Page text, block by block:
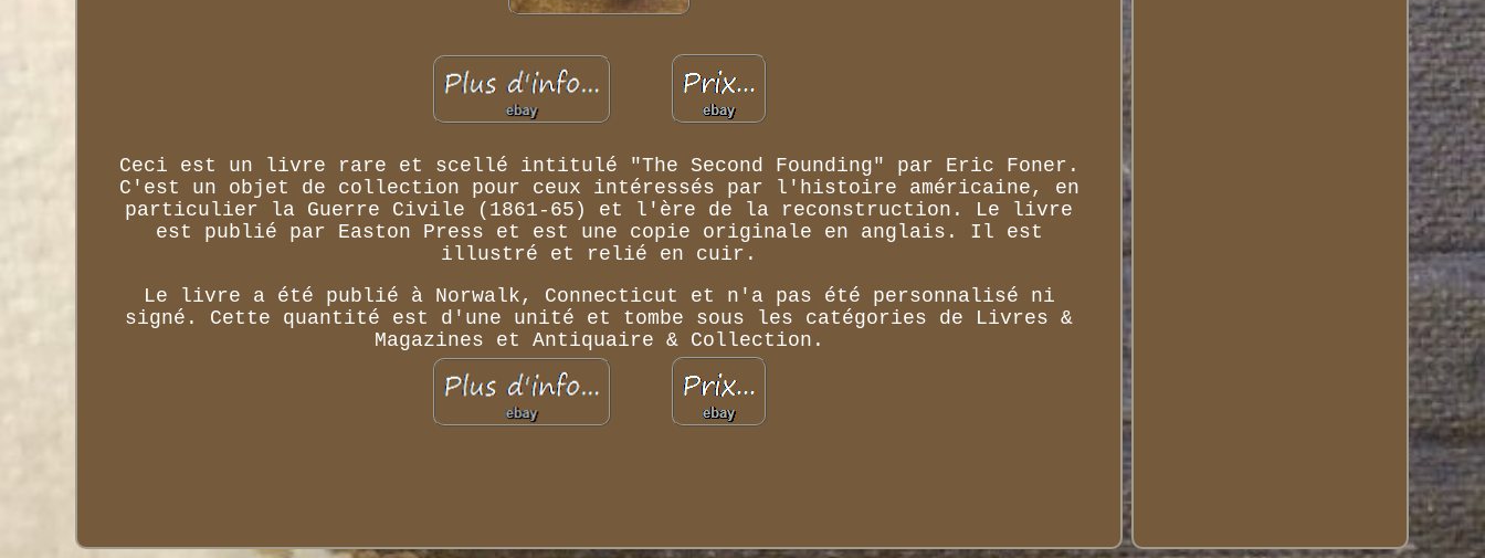
Ceci est un livre rare et scellé intitulé "The Second Founding" par Eric Foner.
C'est un objet de collection pour ceux intéressés par l'histoire américaine, en
particulier la Guerre Civile (1861-65) et l'ère de la reconstruction. Le livre
est publié par Easton Press et est une copie originale en anglais. Il est
illustré et relié en cuir.
Le livre a été publié à Norwalk, Connecticut et n'a pas été personnalisé ni
signé. Cette quantité est d'une unité et tombe sous les catégories de Livres &
Magazines et Antiquaire & Collection.